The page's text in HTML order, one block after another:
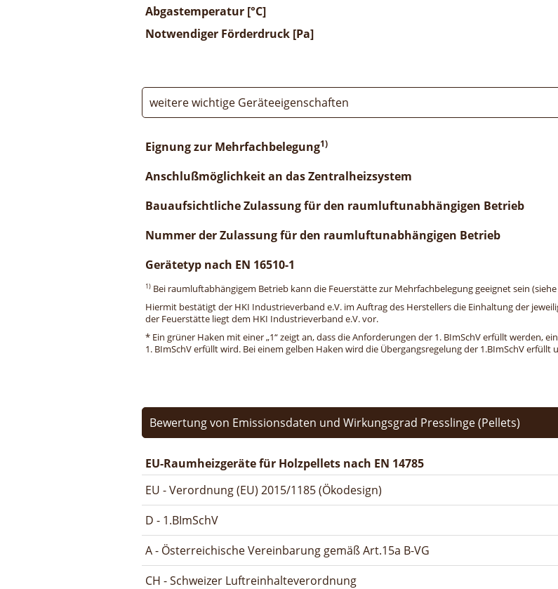
Abgastemperatur [°C]
Notwendiger Förderdruck [Pa]
weitere wichtige Geräteeigenschaften
Eignung zur Mehrfachbelegung1)
Anschlußmöglichkeit an das Zentralheizsystem
Bauaufsichtliche Zulassung für den raumluftunabhängigen Betrieb
Nummer der Zulassung für den raumluftunabhängigen Betrieb
Gerätetyp nach EN 16510-1
1) Bei raumluftabhängigem Betrieb kann die Feuerstätte zur Mehrfachbelegung geeignet sein
Hiermit bestätigt der HKI Industrieverband e.V. im Auftrag des Herstellers die Einhaltung der
der Feuerstätte liegt dem HKI Industrieverband e.V. vor.
* Ein grüner Haken mit einer „1“ zeigt an, dass die Anforderungen der 1. BImSchV erfüllt werden,
1. BImSchV erfüllt wird. Bei einem gelben Haken wird die Übergangsregelung der 1.BImSchV
Bewertung von Emissionsdaten und Wirkungsgrad Presslinge (Pellets)
EU-Raumheizgeräte für Holzpellets nach EN 14785
EU - Verordnung (EU) 2015/1185 (Ökodesign)
D - 1.BImSchV
A - Österreichische Vereinbarung gemäß Art.15a B-VG
CH - Schweizer Luftreinhalteverordnung